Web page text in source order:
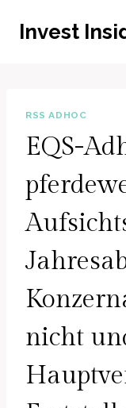
InhaltInvest
RSS ADHOC
EQS-
nicht